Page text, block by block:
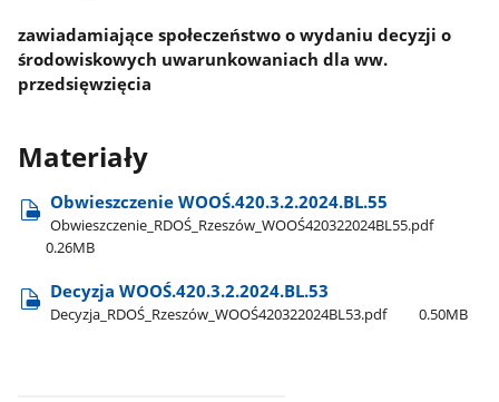
zawiadamiające społeczeństwo o wydaniu decyzji o
środowiskowych uwarunkowaniach dla ww.
przedsięwzięcia
Materiały
Obwieszczenie WOOŚ.420.3.2.2024.BL.55
Obwieszczenie​_RDOŚ​_Rzeszów​_WOOŚ420322024BL55.pdf
0.26MB
Decyzja WOOŚ.420.3.2.2024.BL.53
Decyzja​_RDOŚ​_Rzeszów​_WOOŚ420322024BL53.pdf 0.50MB